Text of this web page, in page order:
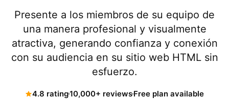
Presente a los miembros de su equipo de
una manera profesional y visualmente
atractiva, generando confianza y conexión
con su audiencia en su sitio web HTML sin
esfuerzo.
4.8 rating10,000+ reviewsFree plan available